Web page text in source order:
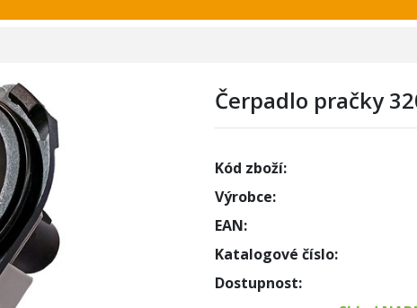
Čerpadlo pračky
Kód zboží:
Výrobce:
EAN:
Katalogové číslo:
Dostupnost: